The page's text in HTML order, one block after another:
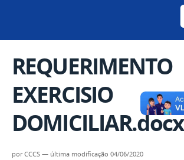
REQUERIMENTO
EXERCISIO
DOMICILIAR.docx
porCCCS — última modificação 04/06/2020